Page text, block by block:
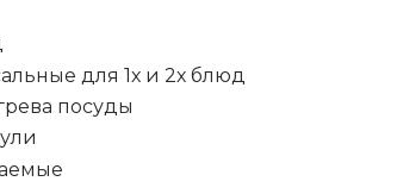
для 1х и 2х блюд
посуды